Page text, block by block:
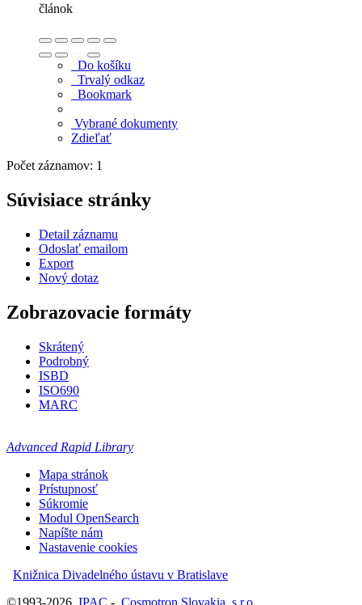
článok
Do košíku
Trvalý odkaz
Bookmark
Vybrané dokumenty
Zdieľať
Počet záznamov: 1
Súvisiace stránky
Detail záznamu
Odoslať emailom
Export
Nový dotaz
Zobrazovacie formáty
Skrátený
Podrobný
ISBD
ISO690
MARC
Advanced Rapid Library
Mapa stránok
Prístupnosť
Súkromie
Modul OpenSearch
Napíšte nám
Nastavenie cookies
Knižnica Divadelného ústavu v Bratislave
©1993-2026 IPAC - Cosmotron Slovakia, s.r.o.